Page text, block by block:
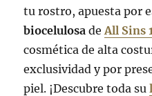
tu rostro, apuesta por
biocelulosa deAll Sins
cosmética de alta
exclusividad y por
piel. ¡Descubre toda su